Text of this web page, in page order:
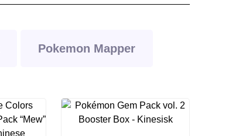
Pokemon Mapper